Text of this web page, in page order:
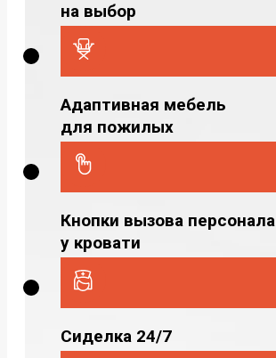
на выбор
Адаптивная мебель
для пожилых
Кнопки вызова персонала
у кровати
Сиделка 24/7